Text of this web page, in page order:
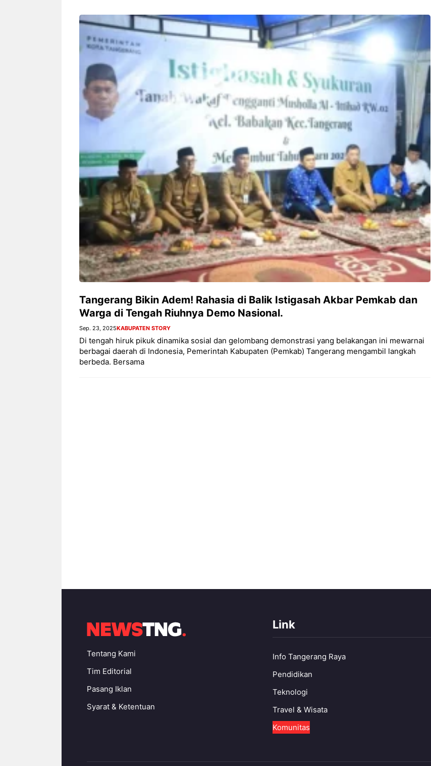
Tangerang Bikin Adem! Rahasia di Balik Istigasah Akbar Pemkab dan
Warga di Tengah Riuhnya Demo Nasional.
Sep. 23, 2025KABUPATEN STORY
Di tengah hiruk pikuk dinamika sosial dan gelombang demonstrasi yang belakangan ini mewarnai
berbagai daerah di Indonesia, Pemerintah Kabupaten (Pemkab) Tangerang mengambil langkah
berbeda. Bersama
Siapa sangka, dua nama besar di
dunia hiburan, Nunung Srimulat
dan Vicky Prasetyo, kini merambah
Nunung Srimulat & Vicky
Prasetyo Buka Restoran
Ayam Panggang! Cuma Rp
15 Ribu, Resep Rahasia
Mami Bikin Nagih!
Bandung – Menyambut pergantian
tahun 2026, restoran all you can
eat Kakkoii All You Can Eat
Bandung menghadirkan
Sambut 2026, Kakkoii
Bandung Hadirkan Pesta All
You Can Eat Mulai Rp
145.000
Pernah gak sih kamu mulai
ngerjain sesuatu cuma buat iseng-
iseng, eh ternyata malah jadi
peluang bisnis yang
menguntungkan? Nah, itulah ...
Dari Iseng Jadi Cuan: Kisah
TUM_ATUL yang Ubah
Hampers Jadi Bisnis Kece
Tentang Kami
Tim Editorial
Pasang Iklan
Syarat & Ketentuan
Link
Info Tangerang Raya
Pendidikan
Teknologi
Travel & Wisata
Komunitas